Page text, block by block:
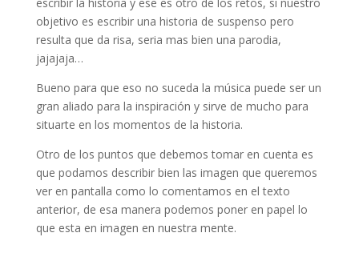
objetivo es escribir una historia de suspenso pero
resulta que da risa, seria mas bien una parodia,
jajajaja…
Bueno para que eso no suceda la música puede ser un
gran aliado para la inspiración y sirve de mucho para
situarte en los momentos de la historia.
Otro de los puntos que debemos tomar en cuenta es
que podamos describir bien las imagen que queremos
ver en pantalla como lo comentamos en el texto
anterior, de esa manera podemos poner en papel lo
que esta en imagen en nuestra mente.